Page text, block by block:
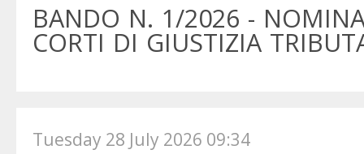
BANDO N. 1/2026 -
CORTI DI GIUSTIZIA
Tuesday 28 July 2026 09:34